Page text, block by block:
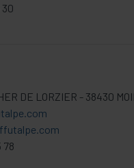
30
DE LORZIER - 38430
78